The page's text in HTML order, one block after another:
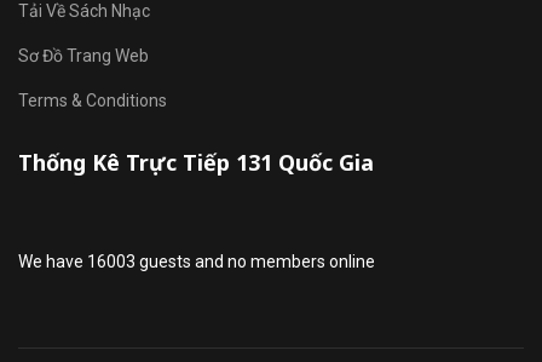
Tải Về Sách Nhạc
Sơ Đồ Trang Web
Terms & Conditions
Thống Kê Trực Tiếp 131 Quốc Gia
We have 16003 guests and no members online